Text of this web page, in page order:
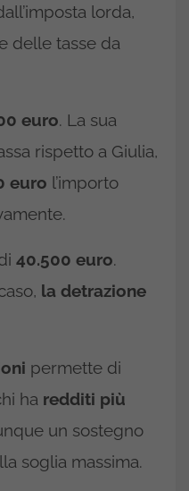
lorda,
delle tasse da
euro. La sua
rispetto a Giulia,
euro l’importo
40.500 euro.
la detrazione
permette di
ha redditi più
un sostegno
soglia massima.